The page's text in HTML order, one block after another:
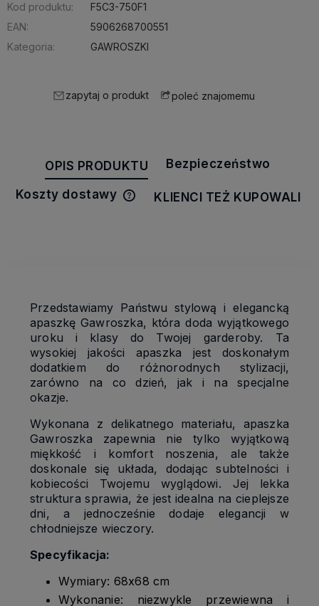
Kod produktu:
F5C3-750F1
EAN:
5906268700551
Kategoria:
GAWROSZKI
zapytaj o produkt poleć znajomemu
OPIS PRODUKTU Bezpieczeństwo
Koszty dostawy
Cena nie zawiera ewentualnych
KLIENCI TEŻ KUPOWALI
Przedstawiamy Państwu stylową i elegancką
apaszkę Gawroszka, która doda wyjątkowego
uroku i klasy do Twojej garderoby. Ta
wysokiej jakości apaszka jest doskonałym
dodatkiem do różnorodnych stylizacji,
zarówno na co dzień, jak i na specjalne
okazje.
Wykonana z delikatnego materiału, apaszka
Gawroszka zapewnia nie tylko wyjątkową
miękkość i komfort noszenia, ale także
doskonale się układa, dodając subtelności i
kobiecości Twojemu wyglądowi. Jej lekka
struktura sprawia, że jest idealna na cieplejsze
dni, a jednocześnie dodaje elegancji w
chłodniejsze wieczory.
Specyfikacja:
Wymiary: 68x68 cm
Wykonanie: niezwykle przewiewna i